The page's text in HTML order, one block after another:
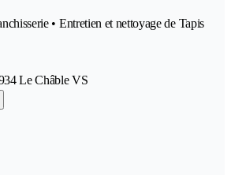
• Entretien et nettoyage de Tapis
Le Châble VS